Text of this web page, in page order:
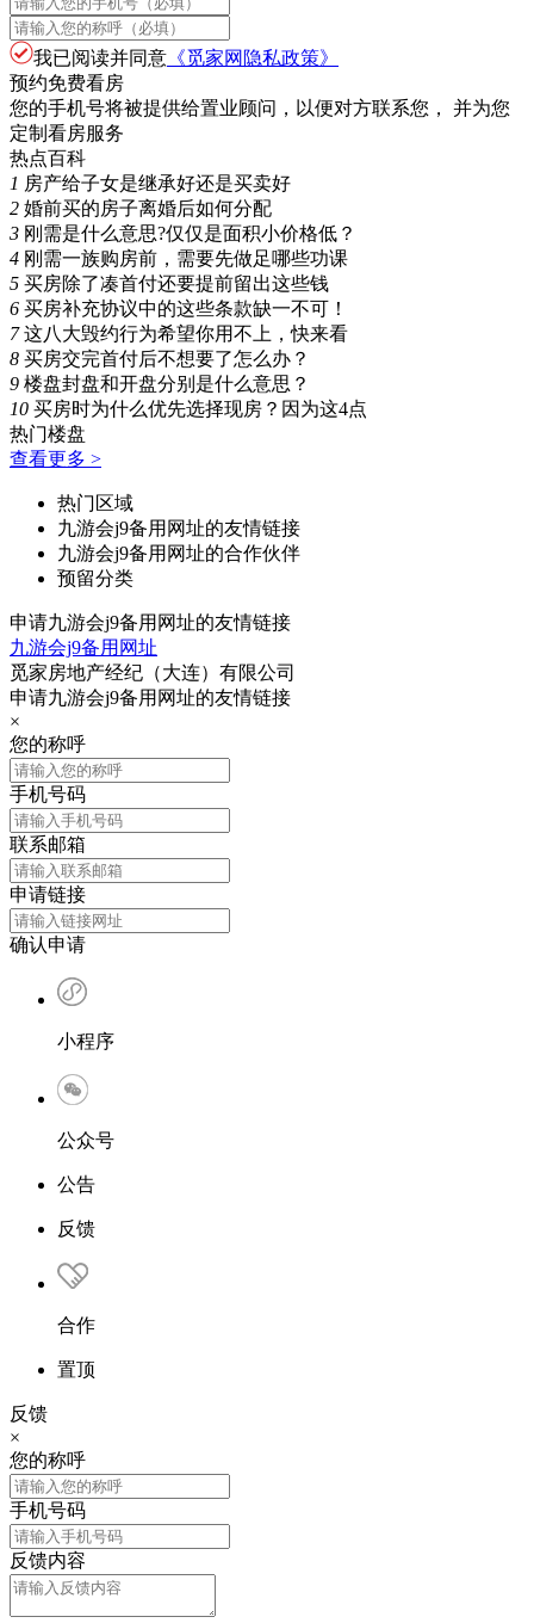
我已阅读并同意 《觅家网隐私政策》
预约免费看房
您的手机号将被提供给置业顾问，以便对方联系您， 并为您
定制看房服务
热点百科
1 房产给子女是继承好还是买卖好
2 婚前买的房子离婚后如何分配
3 刚需是什么意思?仅仅是面积小价格低？
4 刚需一族购房前，需要先做足哪些功课
5 买房除了凑首付还要提前留出这些钱
6 买房补充协议中的这些条款缺一不可！
7 这八大毁约行为希望你用不上，快来看
8 买房交完首付后不想要了怎么办？
9 楼盘封盘和开盘分别是什么意思？
10 买房时为什么优先选择现房？因为这4点
热门楼盘
查看更多 >
热门区域
九游会j9备用网址的友情链接
九游会j9备用网址的合作伙伴
预留分类
申请九游会j9备用网址的友情链接
九游会j9备用网址
觅家房地产经纪（大连）有限公司
申请九游会j9备用网址的友情链接
×
您的称呼
手机号码
联系邮箱
申请链接
确认申请
小程序
公众号
公告
反馈
合作
置顶
反馈
×
您的称呼
手机号码
反馈内容